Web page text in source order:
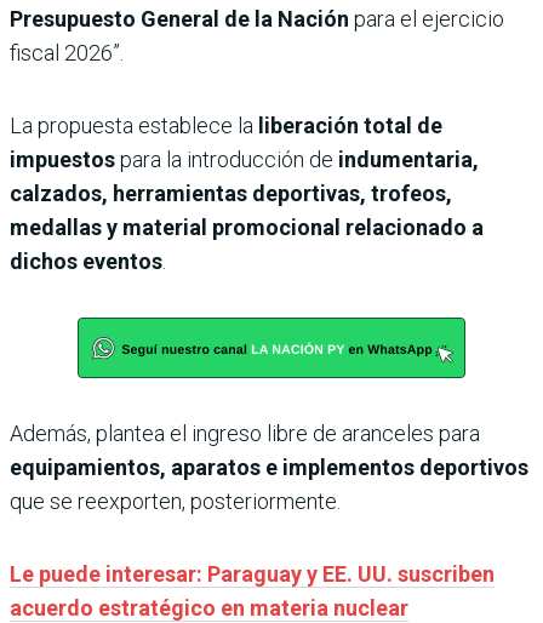
Presupuesto General de la Nación para el ejercicio
fiscal 2026”.
La propuesta establece la liberación total de
impuestospara la introducción de indumentaria,
calzados, herramientas deportivas, trofeos,
medallas y material promocional relacionado a
dichos eventos.
Además, plantea el ingreso libre de aranceles para
equipamientos, aparatos e implementos deportivos
que se reexporten, posteriormente.
Le puede interesar: Paraguay y EE. UU. suscriben
acuerdo estratégico en materia nuclear